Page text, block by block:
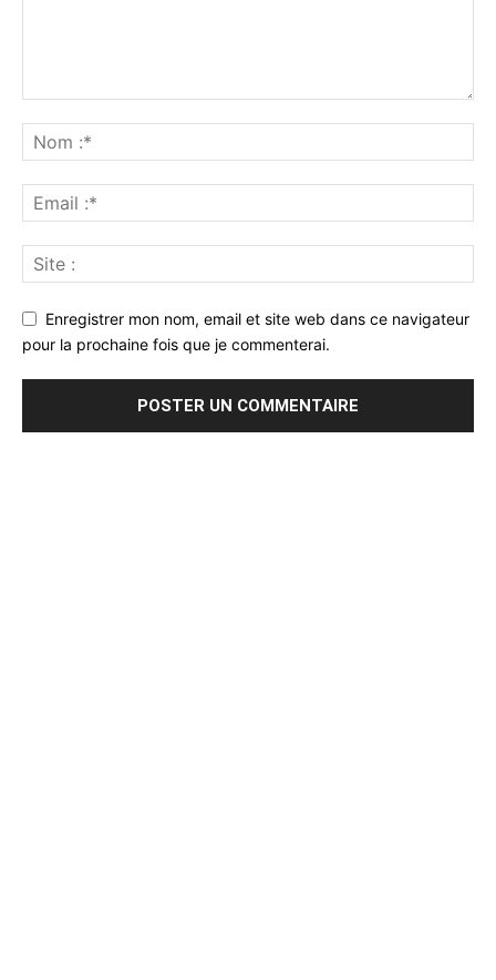
Enregistrer mon nom, email et site web dans ce navigateur
pour la prochaine fois que je commenterai.